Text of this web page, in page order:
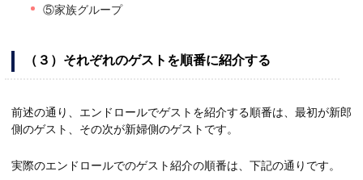
⑤家族グループ
（３）それぞれのゲストを順番に紹介する
前述の通り、エンドロールでゲストを紹介する順番は、最初が新郎
側のゲスト、その次が新婦側のゲストです。
実際のエンドロールでのゲスト紹介の順番は、下記の通りです。